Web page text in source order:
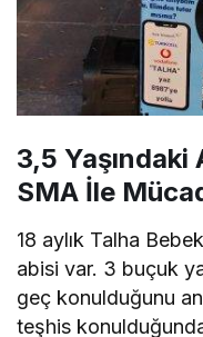
3,5 Yaşındaki
SMA İle
18 aylık Talha
abisi var. 3 buçuk
geç konulduğunu
teşhis